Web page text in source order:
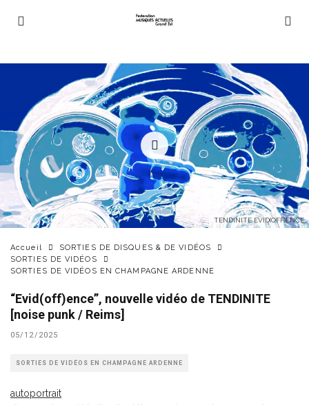
TENDINITE EVID(OFF)ENCE
Accueil
SORTIES DE DISQUES & DE VIDÉOS
SORTIES DE VIDÉOS
SORTIES DE VIDÉOS EN CHAMPAGNE ARDENNE
“Evid(off)ence”, nouvelle vidéo de TENDINITE
[noise punk / Reims]
05/12/2025
SORTIES DE VIDÉOS EN CHAMPAGNE ARDENNE
autoportrait